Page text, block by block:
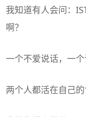
我知道有人会问：
啊？
一个不爱说话，一个
两个人都活在自己